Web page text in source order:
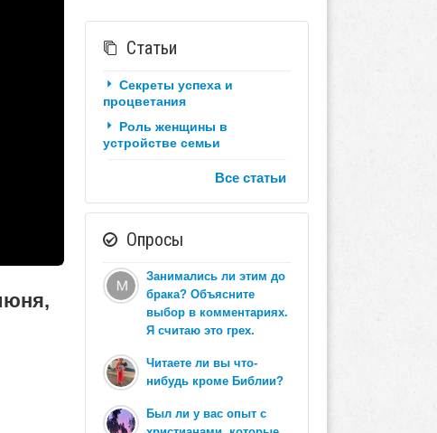
Статьи
Секреты успеха и
процветания
Роль женщины в
устройстве семьи
Все статьи
Опросы
Занимались ли этим до
брака? Объясните
выбор в комментариях.
Я считаю это грех.
Читаете ли вы что-
нибудь кроме Библии?
Был ли у вас опыт с